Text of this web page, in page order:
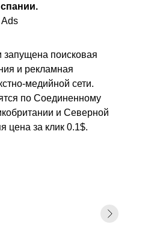
запущена поисковая
и рекламная
медийной сети.
по Соединенному
и Северной
цена за клик 0.1$.